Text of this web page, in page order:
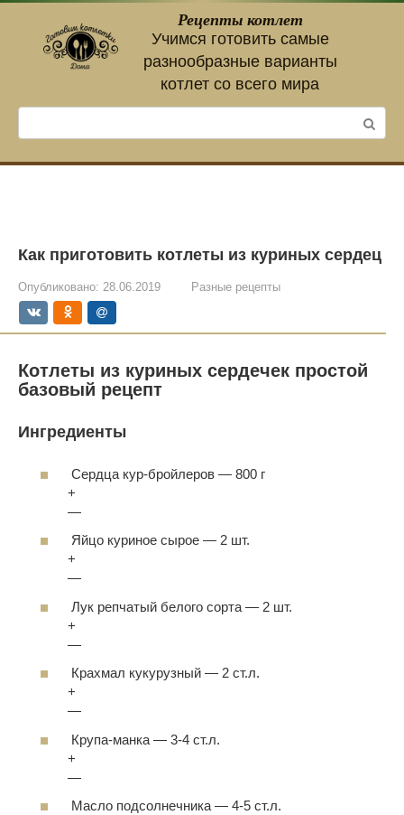
контенту
Рецепты котлет
Учимся готовить самые
разнообразные варианты
котлет со всего мира
Как приготовить котлеты из куриных сердец
Опубликовано: 28.06.2019 Разные рецепты
Котлеты из куриных сердечек простой
базовый рецепт
Ингредиенты
Сердца кур-бройлеров — 800 г
+
—
Яйцо куриное сырое — 2 шт.
+
—
Лук репчатый белого сорта — 2 шт.
+
—
Крахмал кукурузный — 2 ст.л.
+
—
Крупа-манка — 3-4 ст.л.
+
—
Масло подсолнечника — 4-5 ст.л.